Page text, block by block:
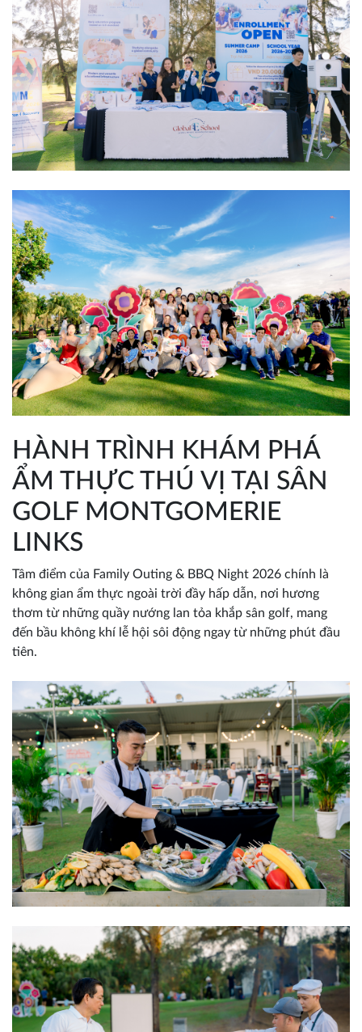
HÀNH TRÌNH KHÁM PHÁ
ẨM THỰC THÚ VỊ TẠI SÂN
GOLF MONTGOMERIE
LINKS
Tâm điểm của Family Outing & BBQ Night 2026 chính là
không gian ẩm thực ngoài trời đầy hấp dẫn, nơi hương
thơm từ những quầy nướng lan tỏa khắp sân golf, mang
đến bầu không khí lễ hội sôi động ngay từ những phút đầu
tiên.